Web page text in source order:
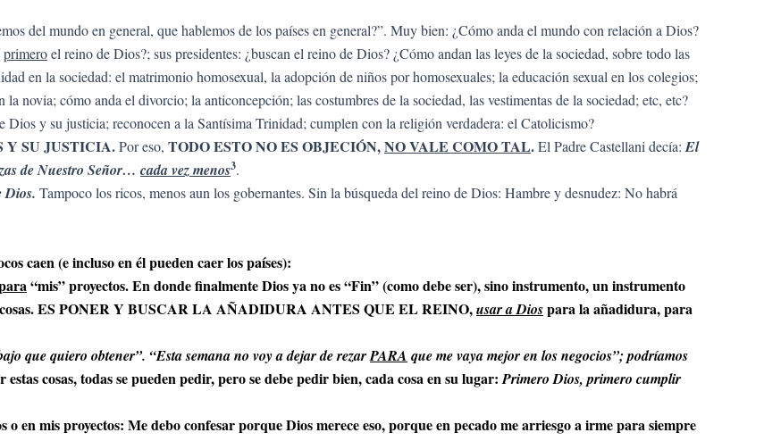
del mundo en general, que hablemos de los países en general?”. Muy bien: ¿Cómo anda el mundo con relación a Dios?
primeroel reino de Dios?; sus presidentes: ¿buscan el reino de Dios? ¿Cómo andan las leyes de la sociedad, sobre todo las
en la sociedad: el matrimonio homosexual, la adopción de niños por homosexuales; la educación sexual en los colegios;
novia; cómo anda el divorcio; la anticoncepción; las costumbres de la sociedad, las vestimentas de la sociedad; etc, etc?
Dios y su justicia; reconocen a la Santísima Trinidad; cumplen con la religión verdadera: el Catolicismo?
Y SU JUSTICIA.Por eso, TODO ESTO NO ES OBJECIÓN,NO VALE COMO TAL.El Padre Castellani decía:El
de Nuestro Señor… cada vez menos3.
Dios. Tampoco los ricos, menos aun los gobernantes. Sin la búsqueda del reino de Dios: Hambre y desnudez: No habrá
caen (e incluso en él pueden caer los países):
“mis” proyectos. En donde finalmente Dios ya no es “Fin” (como debe ser), sino instrumento, un instrumento
ES PONER Y BUSCAR LA AÑADIDURA ANTES QUE EL REINO,usar a Diospara la añadidura, para
que quiero obtener”. “Esta semana no voy a dejar de rezarPARA que me vaya mejor en los negocios”; podríamos
cosas, todas se pueden pedir, pero se debe pedir bien, cada cosa en su lugar:Primero Dios, primero cumplir
o en mis proyectos: Me debo confesar porque Dios merece eso, porque en pecado me arriesgo a irme para siempre